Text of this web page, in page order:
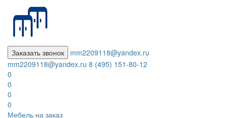
Заказать звонок
mm2209118@yandex.ru
mm2209118@yandex.ru 8 (495) 151-80-12
0
0
0
0
Мебель на заказ